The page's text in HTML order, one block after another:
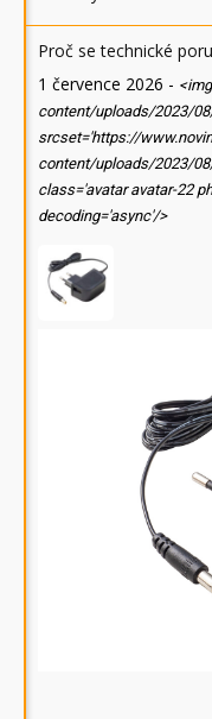
Proč se technické
1 července 2026 -
content/uploads/2023/
srcset='https://
content/uploads/2023/
class='avatar avatar-22
decoding='async'/>